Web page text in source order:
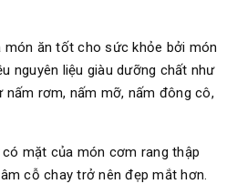
món ăn tốt cho sức khỏe bởi món
nguyên liệu giàu dưỡng chất như
nấm rơm, nấm mỡ, nấm đông cô,
mặt của món cơm rang thập
cỗ chay trở nên đẹp mắt hơn.